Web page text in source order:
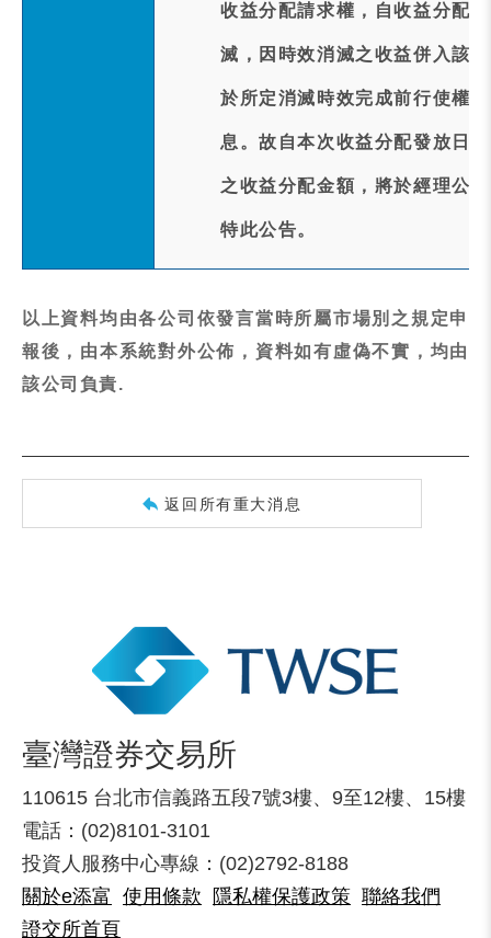
收益分配請求權，自收益分配
滅，因時效消滅之收益併入該
於所定消滅時效完成前行使權
息。故自本次收益分配發放日
之收益分配金額，將於經理公
特此公告。
以上資料均由各公司依發言當時所屬市場別之規定申
報後，由本系統對外公佈，資料如有虛偽不實，均由
該公司負責.
返回所有重大消息
臺灣證券交易所
110615 台北市信義路五段7號3樓、9至12樓、15樓
電話：(02)8101-3101
投資人服務中心專線：(02)2792-8188
關於e添富 使用條款 隱私權保護政策 聯絡我們
證交所首頁